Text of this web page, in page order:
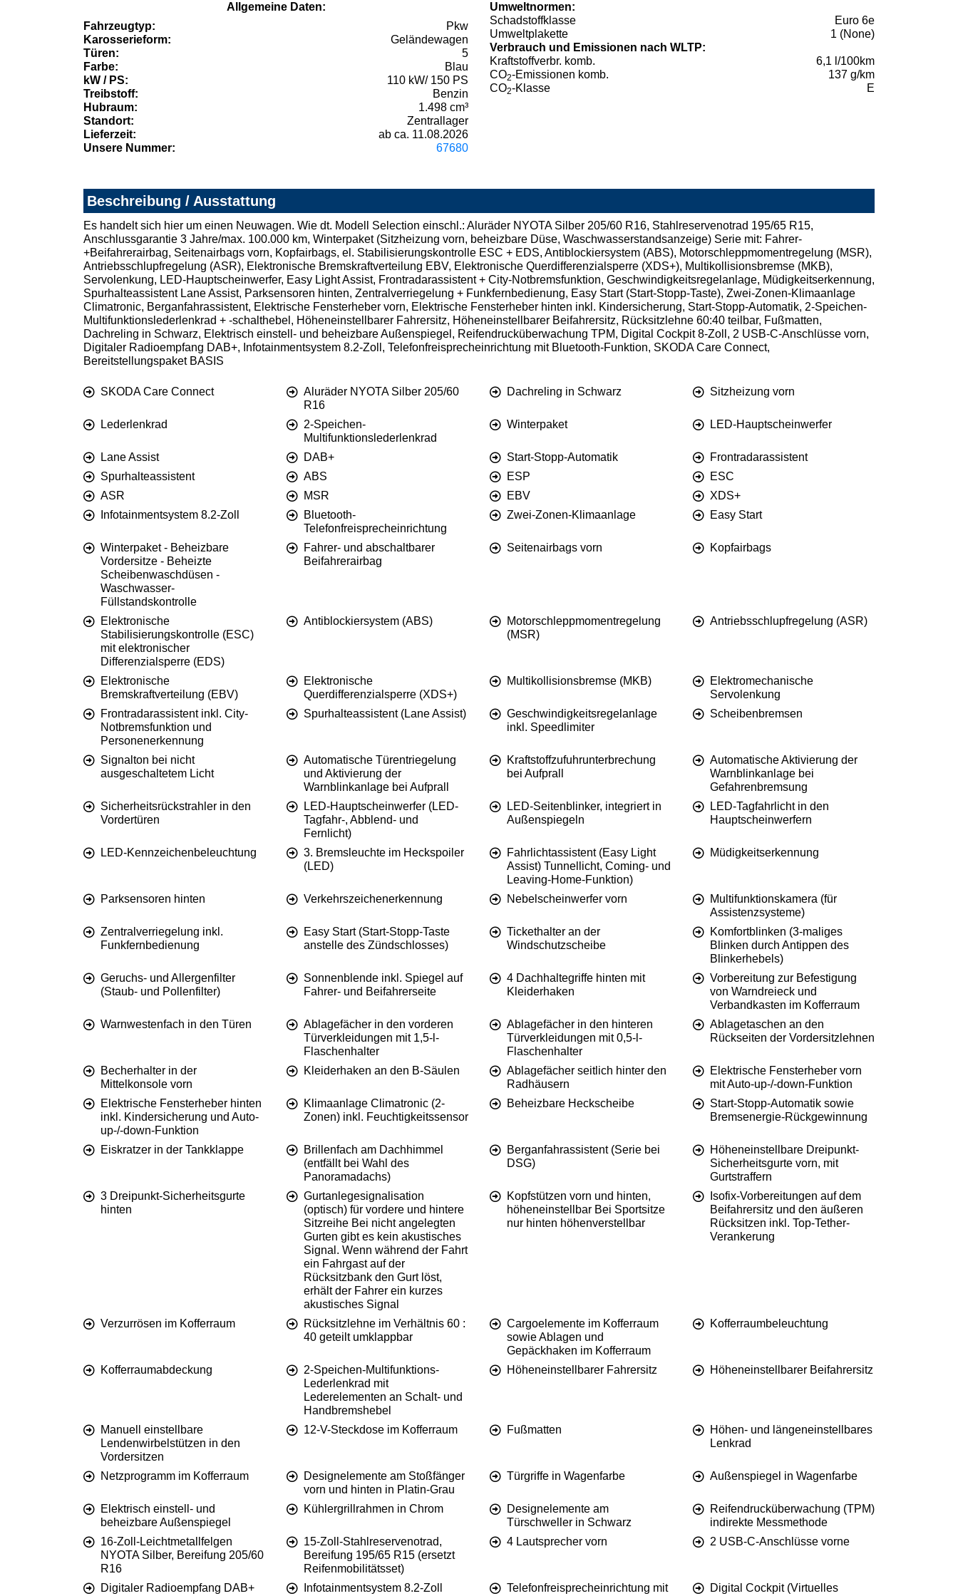
Allgemeine Daten:
Fahrzeugtyp:
Pkw
Karosserieform:
Geländewagen
Türen:
5
Farbe:
Blau
kW / PS:
110 kW/ 150 PS
Treibstoff:
Benzin
Hubraum:
1.498 cm³
Standort:
Zentrallager
Lieferzeit:
ab ca. 11.08.2026
Unsere Nummer:
67680
Umweltnormen:
Schadstoffklasse
Euro 6e
Umweltplakette
1 (None)
Verbrauch und Emissionen nach WLTP:
Kraftstoffverbr. komb.
6,1 l/100km
CO2-Emissionen komb.
137 g/km
CO2-Klasse E
Beschreibung / Ausstattung
Es handelt sich hier um einen Neuwagen. Wie dt. Modell Selection einschl.: Aluräder NYOTA Silber 205/60 R16, Stahlreservenotrad 195/65 R15,
Anschlussgarantie 3 Jahre/max. 100.000 km, Winterpaket (Sitzheizung vorn, beheizbare Düse, Waschwasserstandsanzeige) Serie mit: Fahrer-
+Beifahrerairbag, Seitenairbags vorn, Kopfairbags, el. Stabilisierungskontrolle ESC + EDS, Antiblockiersystem (ABS), Motorschleppmomentregelung (MSR),
Antriebsschlupfregelung (ASR), Elektronische Bremskraftverteilung EBV, Elektronische Querdifferenzialsperre (XDS+), Multikollisionsbremse (MKB),
Servolenkung, LED-Hauptscheinwerfer, Easy Light Assist, Frontradarassistent + City-Notbremsfunktion, Geschwindigkeitsregelanlage, Müdigkeitserkennung,
Spurhalteassistent Lane Assist, Parksensoren hinten, Zentralverriegelung + Funkfernbedienung, Easy Start (Start-Stopp-Taste), Zwei-Zonen-Klimaanlage
Climatronic, Berganfahrassistent, Elektrische Fensterheber vorn, Elektrische Fensterheber hinten inkl. Kindersicherung, Start-Stopp-Automatik, 2-Speichen-
Multifunktionslederlenkrad + -schalthebel, Höheneinstellbarer Fahrersitz, Höheneinstellbarer Beifahrersitz, Rücksitzlehne 60:40 teilbar, Fußmatten,
Dachreling in Schwarz, Elektrisch einstell- und beheizbare Außenspiegel, Reifendrucküberwachung TPM, Digital Cockpit 8-Zoll, 2 USB-C-Anschlüsse vorn,
Digitaler Radioempfang DAB+, Infotainmentsystem 8.2-Zoll, Telefonfreisprecheinrichtung mit Bluetooth-Funktion, SKODA Care Connect,
Bereitstellungspaket BASIS
SKODA Care Connect
Aluräder NYOTA Silber 205/60
R16
Dachreling in Schwarz Sitzheizung vorn
Lederlenkrad
2-Speichen-
Multifunktionslederlenkrad
Winterpaket LED-Hauptscheinwerfer
Lane Assist DAB+ Start-Stopp-Automatik
Frontradarassistent
Spurhalteassistent
ABS ESP
ESC
ASR
MSR EBV
XDS+
Infotainmentsystem 8.2-Zoll
Bluetooth-
Telefonfreisprecheinrichtung
Zwei-Zonen-Klimaanlage Easy Start
Winterpaket - Beheizbare
Vordersitze - Beheizte
Scheibenwaschdüsen -
Waschwasser-
Füllstandskontrolle
Fahrer- und abschaltbarer
Beifahrerairbag
Seitenairbags vorn Kopfairbags
Elektronische
Stabilisierungskontrolle (ESC)
mit elektronischer
Differenzialsperre (EDS)
Antiblockiersystem (ABS)
Motorschleppmomentregelung
(MSR)
Antriebsschlupfregelung (ASR)
Elektronische
Bremskraftverteilung (EBV)
Elektronische
Querdifferenzialsperre (XDS+)
Multikollisionsbremse (MKB)
Elektromechanische
Servolenkung
Frontradarassistent inkl. City-
Notbremsfunktion und
Personenerkennung
Spurhalteassistent (Lane Assist)
Geschwindigkeitsregelanlage
inkl. Speedlimiter
Scheibenbremsen
Signalton bei nicht
ausgeschaltetem Licht
Automatische Türentriegelung
und Aktivierung der
Warnblinkanlage bei Aufprall
Kraftstoffzufuhrunterbrechung
bei Aufprall
Automatische Aktivierung der
Warnblinkanlage bei
Gefahrenbremsung
Sicherheitsrückstrahler in den
Vordertüren
LED-Hauptscheinwerfer (LED-
Tagfahr-, Abblend- und
Fernlicht)
LED-Seitenblinker, integriert in
Außenspiegeln
LED-Tagfahrlicht in den
Hauptscheinwerfern
LED-Kennzeichenbeleuchtung
3. Bremsleuchte im Heckspoiler
(LED)
Fahrlichtassistent (Easy Light
Assist) Tunnellicht, Coming- und
Leaving-Home-Funktion)
Müdigkeitserkennung
Parksensoren hinten Verkehrszeichenerkennung Nebelscheinwerfer vorn
Multifunktionskamera (für
Assistenzsysteme)
Zentralverriegelung inkl.
Funkfernbedienung
Easy Start (Start-Stopp-Taste
anstelle des Zündschlosses)
Tickethalter an der
Windschutzscheibe
Komfortblinken (3-maliges
Blinken durch Antippen des
Blinkerhebels)
Geruchs- und Allergenfilter
(Staub- und Pollenfilter)
Sonnenblende inkl. Spiegel auf
Fahrer- und Beifahrerseite
4 Dachhaltegriffe hinten mit
Kleiderhaken
Vorbereitung zur Befestigung
von Warndreieck und
Verbandkasten im Kofferraum
Warnwestenfach in den Türen
Ablagefächer in den vorderen
Türverkleidungen mit 1,5-l-
Flaschenhalter
Ablagefächer in den hinteren
Türverkleidungen mit 0,5-l-
Flaschenhalter
Ablagetaschen an den
Rückseiten der Vordersitzlehnen
Becherhalter in der
Mittelkonsole vorn
Kleiderhaken an den B-Säulen
Ablagefächer seitlich hinter den
Radhäusern
Elektrische Fensterheber vorn
mit Auto-up-/-down-Funktion
Elektrische Fensterheber hinten
inkl. Kindersicherung und Auto-
up-/-down-Funktion
Klimaanlage Climatronic (2-
Zonen) inkl. Feuchtigkeitssensor
Beheizbare Heckscheibe
Start-Stopp-Automatik sowie
Bremsenergie-Rückgewinnung
Eiskratzer in der Tankklappe
Brillenfach am Dachhimmel
(entfällt bei Wahl des
Panoramadachs)
Berganfahrassistent (Serie bei
DSG)
Höheneinstellbare Dreipunkt-
Sicherheitsgurte vorn, mit
Gurtstraffern
3 Dreipunkt-Sicherheitsgurte
hinten
Gurtanlegesignalisation
(optisch) für vordere und hintere
Sitzreihe Bei nicht angelegten
Gurten gibt es kein akustisches
Signal. Wenn während der Fahrt
ein Fahrgast auf der
Rücksitzbank den Gurt löst,
erhält der Fahrer ein kurzes
akustisches Signal
Kopfstützen vorn und hinten,
höheneinstellbar Bei Sportsitze
nur hinten höhenverstellbar
Isofix-Vorbereitungen auf dem
Beifahrersitz und den äußeren
Rücksitzen inkl. Top-Tether-
Verankerung
Verzurrösen im Kofferraum
Rücksitzlehne im Verhältnis 60 :
40 geteilt umklappbar
Cargoelemente im Kofferraum
sowie Ablagen und
Gepäckhaken im Kofferraum
Kofferraumbeleuchtung
Kofferraumabdeckung
2-Speichen-Multifunktions-
Lederlenkrad mit
Lederelementen an Schalt- und
Handbremshebel
Höheneinstellbarer Fahrersitz Höheneinstellbarer Beifahrersitz
Manuell einstellbare
Lendenwirbelstützen in den
Vordersitzen
12-V-Steckdose im Kofferraum Fußmatten
Höhen- und längeneinstellbares
Lenkrad
Netzprogramm im Kofferraum
Designelemente am Stoßfänger
vorn und hinten in Platin-Grau
Türgriffe in Wagenfarbe Außenspiegel in Wagenfarbe
Elektrisch einstell- und
beheizbare Außenspiegel
Kühlergrillrahmen in Chrom
Designelemente am
Türschweller in Schwarz
Reifendrucküberwachung (TPM)
indirekte Messmethode
16-Zoll-Leichtmetallfelgen
NYOTA Silber, Bereifung 205/60
R16
15-Zoll-Stahlreservenotrad,
Bereifung 195/65 R15 (ersetzt
Reifenmobilitätsset)
4 Lautsprecher vorn 2 USB-C-Anschlüsse vorne
Digitaler Radioempfang DAB+
Infotainmentsystem 8.2-Zoll
Telefonfreisprecheinrichtung mit
Digital Cockpit (Virtuelles